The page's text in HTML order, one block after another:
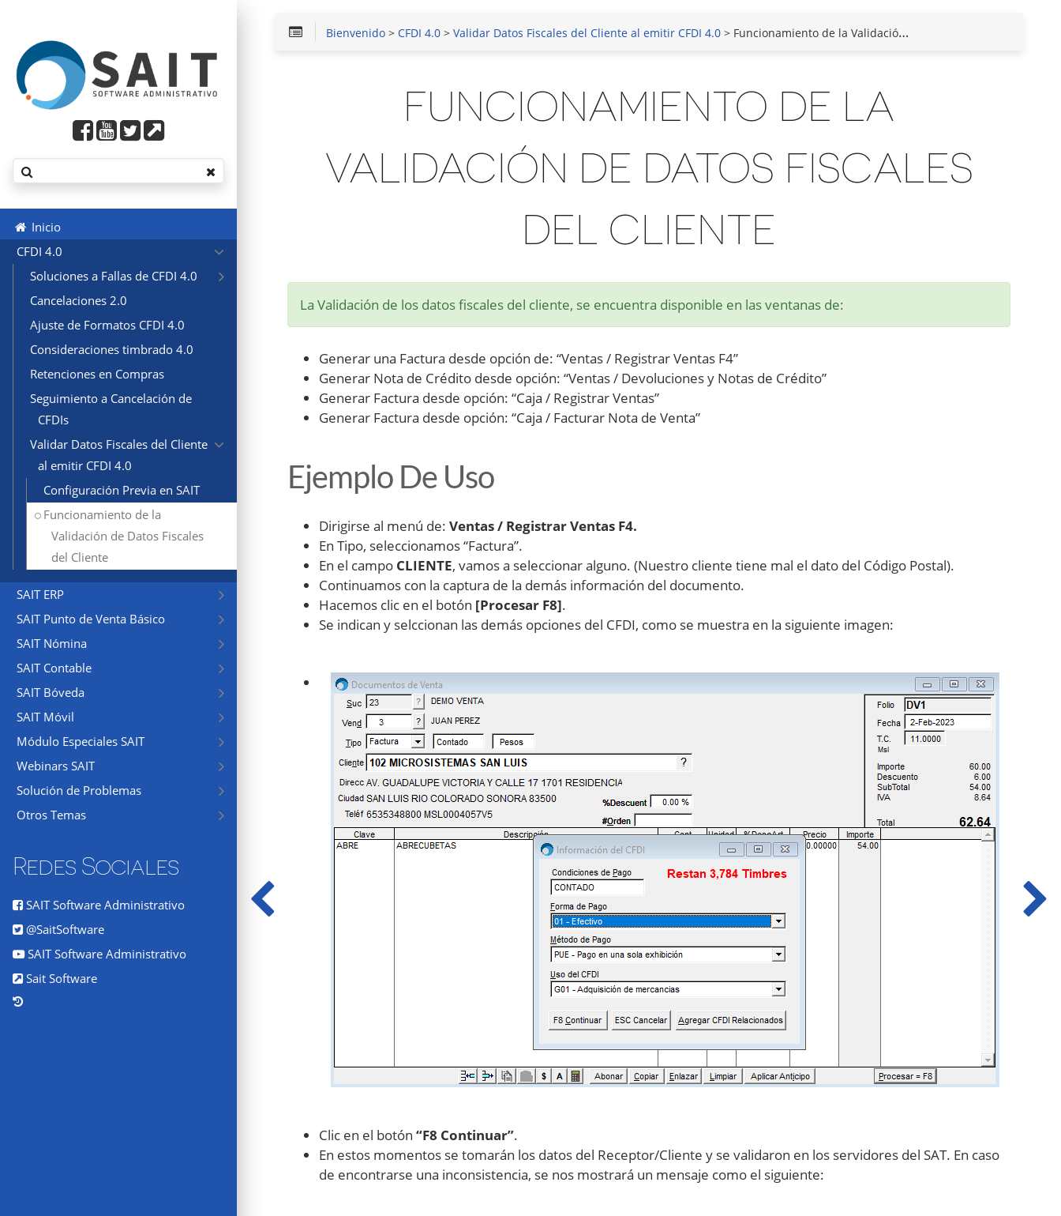
Inicio
CFDI 4.0
Soluciones a Fallas de CFDI 4.0
Cancelaciones 2.0
Ajuste de Formatos CFDI 4.0
Consideraciones timbrado 4.0
Retenciones en Compras
Seguimiento a Cancelación de
CFDIs
Validar Datos Fiscales del Cliente
al emitir CFDI 4.0
Configuración Previa en SAIT
Funcionamiento de la
Validación de Datos Fiscales
del Cliente
SAIT ERP
SAIT Punto de Venta Básico
SAIT Nómina
SAIT Contable
SAIT Bóveda
SAIT Móvil
Módulo Especiales SAIT
Webinars SAIT
Solución de Problemas
Otros Temas
Redes Sociales
SAIT Software Administrativo
@SaitSoftware
SAIT Software Administrativo
Sait Software
Bienvenido >CFDI 4.0 >Validar Datos Fiscales del Cliente al emitir CFDI 4.0 > Funcionamiento de la Validación de Datos Fiscales del Cliente
FUNCIONAMIENTO DE LA
VALIDACIÓN DE DATOS FISCALES
DEL CLIENTE
La Validación de los datos fiscales del cliente, se encuentra disponible en las ventanas de:
Generar una Factura desde opción de: “Ventas / Registrar Ventas F4”
Generar Nota de Crédito desde opción: “Ventas / Devoluciones y Notas de Crédito”
Generar Factura desde opción: “Caja / Registrar Ventas”
Generar Factura desde opción: “Caja / Facturar Nota de Venta”
Ejemplo De Uso
Dirigirse al menú de: Ventas / Registrar Ventas F4.
En Tipo, seleccionamos “Factura”.
En el campo CLIENTE, vamos a seleccionar alguno. (Nuestro cliente tiene mal el dato del Código Postal).
Continuamos con la captura de la demás información del documento.
Hacemos clic en el botón [Procesar F8].
Se indican y selccionan las demás opciones del CFDI, como se muestra en la siguiente imagen:
Clic en el botón “F8 Continuar”.
En estos momentos se tomarán los datos del Receptor/Cliente y se validaron en los servidores del SAT. En caso
de encontrarse una inconsistencia, se nos mostrará un mensaje como el siguiente: